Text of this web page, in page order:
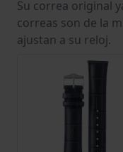
Su correa original
correas son de la
ajustan a su reloj.